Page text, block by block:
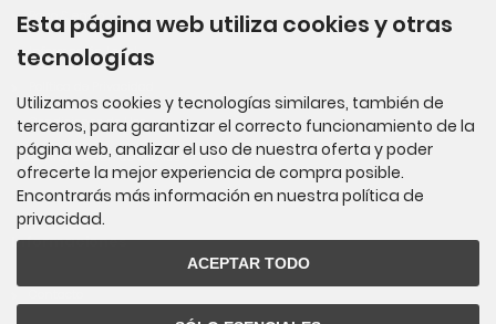
Pago & envío
Información Legal
Condiciones de Uso
Configuración de cookies
Informaciones
Esta página web utiliza cookies y otras
tecnologías
Utilizamos cookies y tecnologías similares, también de
terceros, para garantizar el correcto funcionamiento de la
página web, analizar el uso de nuestra oferta y poder
ofrecerte la mejor experiencia de compra posible.
Encontrarás más información en nuestra política de
privacidad.
ACEPTAR TODO